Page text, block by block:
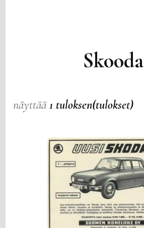
Skooda
näyttää1 tuloksen(tulokset)